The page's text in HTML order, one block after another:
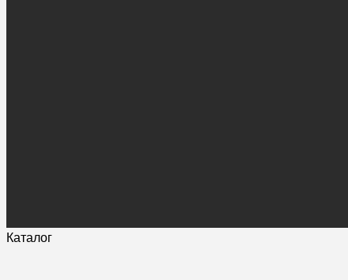
Каталог